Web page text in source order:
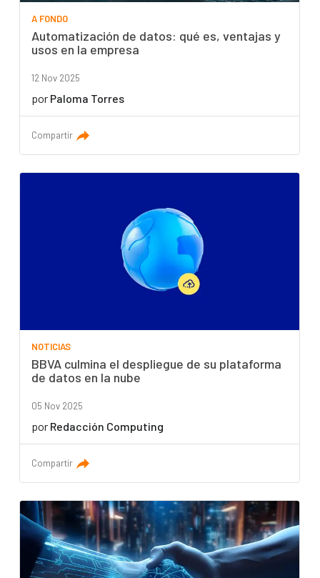
A FONDO
Automatización de datos: qué es, ventajas y
usos en la empresa
12 Nov 2025
por Paloma Torres
Compartir
NOTICIAS
BBVA culmina el despliegue de su plataforma
de datos en la nube
05 Nov 2025
por Redacción Computing
Compartir